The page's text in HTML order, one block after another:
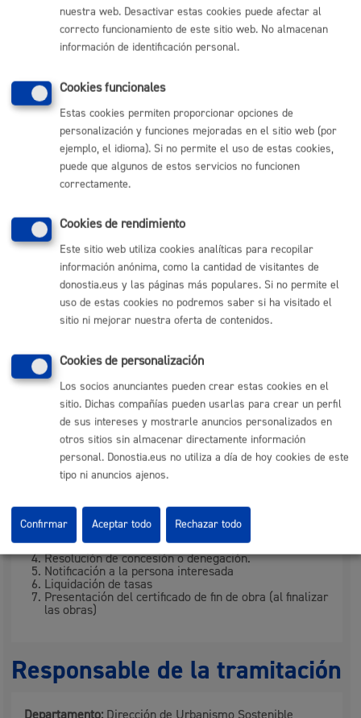
Al finalizar la obra, deberá presentarse el
correspondiente
Tamaño máximo anexos:50 Mb
Cantidad a abonar
Impuesto sobre Actividades Económicas (IAE)
**Anexo a regir desde el 1 de enero de 2026
Tasas por Licencias Urbanísticas
**Anexo a regir desde el 1 de enero de 2021
Plazo de resolución y sentido
del silencio
Plazo estimado: 21 días Plazo legal:
3 meses
Sentido del silencio: Positivo
Pasos del procedimiento
Registro de la solicitud y documentación.
Subsanación de documentación, en su caso.
Informe técnico y/o jurídico.
Resolución de concesión o denegación.
Notificación a la persona interesada
Liquidación de tasas
Presentación del certificado de fin de obra (al finalizar
las obras)
Responsable de la tramitación
Departamento: Dirección de Urbanismo Sostenible
nuestra web. Desactivar estas cookies puede afectar al
correcto funcionamiento de este sitio web. No almacenan
información de identificación personal.
Cookies funcionales
Estas cookies permiten proporcionar opciones de
personalización y funciones mejoradas en el sitio web (por
ejemplo, el idioma). Si no permite el uso de estas cookies,
puede que algunos de estos servicios no funcionen
correctamente.
Cookies de rendimiento
Este sitio web utiliza cookies analíticas para recopilar
información anónima, como la cantidad de visitantes de
donostia.eus y las páginas más populares. Si no permite el
uso de estas cookies no podremos saber si ha visitado el
sitio ni mejorar nuestra oferta de contenidos.
Cookies de personalización
Los socios anunciantes pueden crear estas cookies en el
sitio. Dichas compañías pueden usarlas para crear un perfil
de sus intereses y mostrarle anuncios personalizados en
otros sitios sin almacenar directamente información
personal. Donostia.eus no utiliza a día de hoy cookies de este
tipo ni anuncios ajenos.
Rechazar todo
Confirmar Aceptar todo